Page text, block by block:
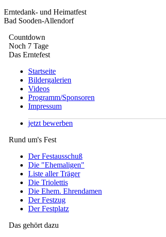
Erntedank- und Heimatfest
Bad Sooden-Allendorf
Countdown
Noch 7 Tage
Das Erntefest
Startseite
Bildergalerien
Videos
Programm/Sponsoren
Impressum
jetzt bewerben
Rund um's Fest
Der Festausschuß
Die "Ehemaligen"
Liste aller Träger
Die Triolettis
Die Ehem. Ehrendamen
Der Festzug
Der Festplatz
Das gehört dazu